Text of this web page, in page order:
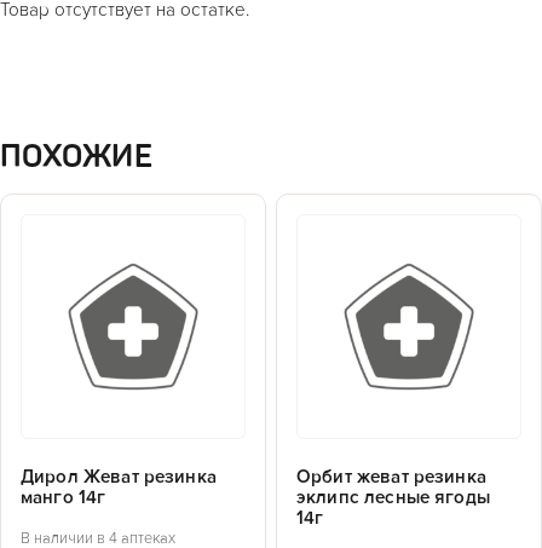
Товар отсутствует на остатке.
ПОХОЖИЕ
Дирол Жеват резинка
манго 14г
В наличии в 4 аптеках
Орбит жеват резинка
эклипс лесные ягоды
14г